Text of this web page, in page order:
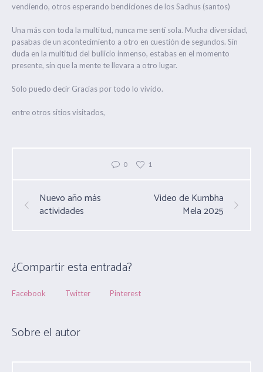
vendiendo, otros esperando bendiciones de los Sadhus (santos)
Una más con toda la multitud, nunca me sentí sola. Mucha diversidad,
pasabas de un acontecimiento a otro en cuestión de segundos. Sin
duda en la multitud del bullicio inmenso, estabas en el momento
presente, sin que la mente te llevara a otro lugar.
Solo puedo decir Gracias por todo lo vivido.
entre otros sitios visitados,
0 1
Nuevo año más
actividades
Video de Kumbha
Mela 2025
¿Compartir esta entrada?
Facebook Twitter Pinterest
Sobre el autor